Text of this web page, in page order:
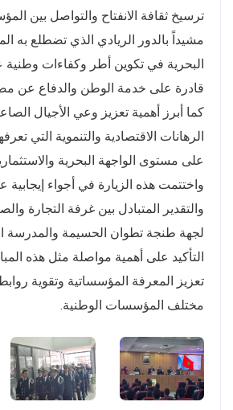
ترسيخ ثقافة الانفتاح والتواصل بين
مشيداً بالدور الريادي الذي تضطلع به
البحرية في تكوين أطر وكفاءات وطنية
قادرة على خدمة الوطن والدفاع عن
كما أبرز أهمية تعزيز وعي الأجيال
الرهانات الاقتصادية والتنموية التي
على مستوى الواجهة البحرية
واختتمت هذه الزيارة في أجواء
والتقدير المتبادل بين غرفة التجارة
لجهة طنجة تطوان الحسيمة والمدرسة
التأكيد على أهمية مواصلة مثل هذه
تعزيز المعرفة المؤسساتية وتقوية
مختلف المؤسسات الوطنية.